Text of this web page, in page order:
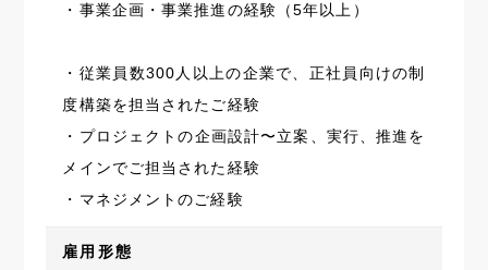
・事業企画・事業推進の経験（5年以上）
・従業員数300人以上の企業で、正社員向けの制
度構築を担当されたご経験
・プロジェクトの企画設計〜立案、実行、推進を
メインでご担当された経験
・マネジメントのご経験
雇用形態